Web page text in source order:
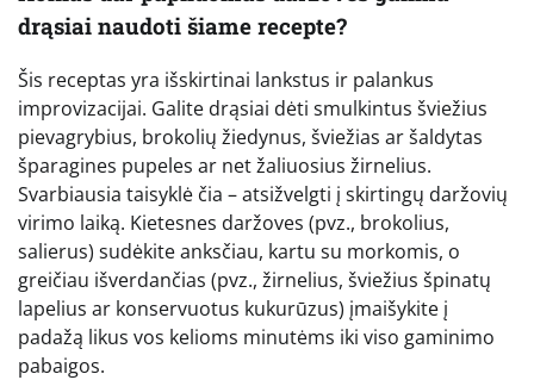
drąsiai naudoti šiame recepte?
Šis receptas yra išskirtinai lankstus ir palankus
improvizacijai. Galite drąsiai dėti smulkintus šviežius
pievagrybius, brokolių žiedynus, šviežias ar šaldytas
šparagines pupeles ar net žaliuosius žirnelius.
Svarbiausia taisyklė čia – atsižvelgti į skirtingų daržovių
virimo laiką. Kietesnes daržoves (pvz., brokolius,
salierus) sudėkite anksčiau, kartu su morkomis, o
greičiau išverdančias (pvz., žirnelius, šviežius špinatų
lapelius ar konservuotus kukurūzus) įmaišykite į
padažą likus vos kelioms minutėms iki viso gaminimo
pabaigos.